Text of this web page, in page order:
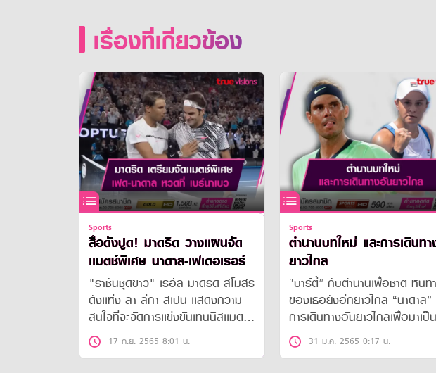
เรื่องที่เกี่ยวข้อง
Sports
สื่อดังปูด! มาดริด วางเเผนจัด
เเมตช์พิเศษ นาดาล-เฟเดอเรอร์
"ราชันชุดขาว" เรอัล มาดริด สโมสร
ดังเเห่ง ลา ลีกา สเปน เเสดงความ
สนใจที่จะจัดการเเข่งขันเทนนิสเเมตช์
พิเศษ ระหว่าง โรเจอร์ เฟเดอเรอร์
กับ ราฟาเอล นาดาล ที่สนาม ซานติ
17 ก.ย. 2565 8:01 น.
Sports
ตำนานบทใหม่ และการเดินท
ยาวไกล
“บาร์ตี้” กับตำนานเพื่อชาติ หนท
ของเธอยังอีกยาวไกล “นาดาล
การเดินทางอันยาวไกลเพื่อมาเป็น
ตำนาน31 ม.ค. 2565 0:17 น.